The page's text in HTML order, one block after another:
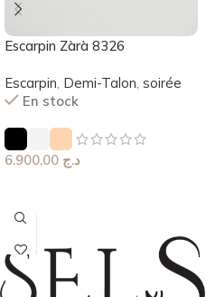
Escarpin Zàrà 8326
Escarpin, Demi-Talon, soirée
En stock
د.ج